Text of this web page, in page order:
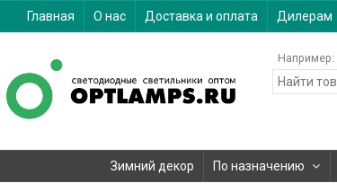
Главная О нас Доставка и оплата Дилерам
Например:
Зимний декор По назначению